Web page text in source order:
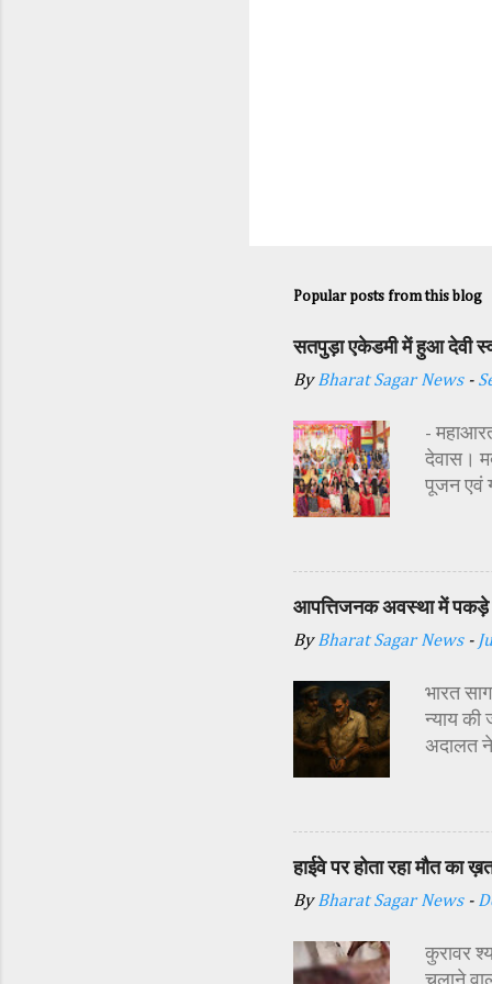
Popular posts from this blog
सतपुड़ा एकेडमी में हुआ देवी
ByBharat Sagar News -
-
देवास।
पूजन एवं
अतिथि
प्रबंधक
विधि-
कन्याओं
आपत्तिजनक अवस्था में पकड़े
ByBharat Sagar News -
भारत
न्याय की
अदालत
किया
इसी बात
दिया।
डाले और
मामले की
हाईवे पर होता रहा मौत का
ByBharat Sagar News -
कुरावर